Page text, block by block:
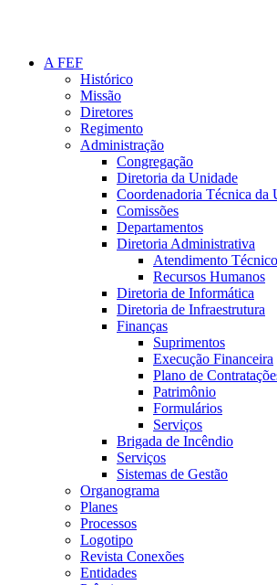
A FEF
Histórico
Missão
Diretores
Regimento
Administração
Congregação
Diretoria da Unidade
Coordenadoria Técnica da
Comissões
Departamentos
Diretoria Administrativa
Atendimento
Recursos Humanos
Diretoria de Informática
Diretoria de Infraestrutura
Finanças
Suprimentos
Execução Financeira
Plano de
Patrimônio
Formulários
Serviços
Brigada de Incêndio
Serviços
Sistemas de Gestão
Organograma
Planes
Processos
Logotipo
Revista Conexões
Entidades